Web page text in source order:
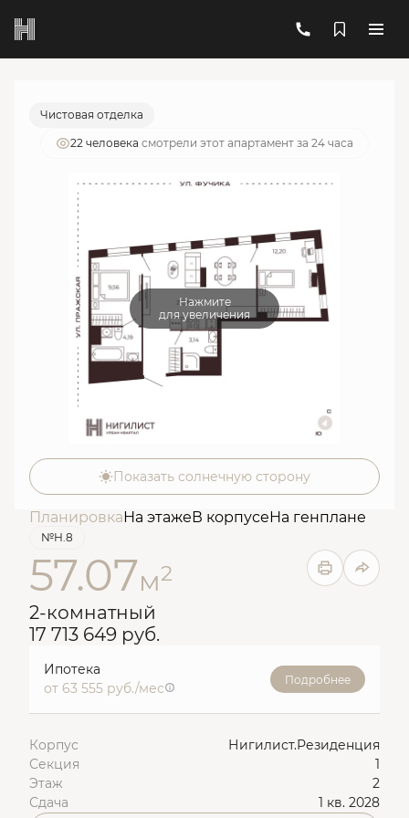
2-комнатный 17 713 649 руб.
Ипотека
Чистовая отделка
22 человекa смотрели этот апартамент за 24 часа
Нажмите
для увеличения
Показать солнечную сторону
ПланировкаНа этажеВ корпусеНа генплане
№Н.8
57.07м2
2-комнатный
17 713 649 руб.
Ипотека
от 63 555 руб./мес
Подробнее
Корпус
Нигилист.Резиденция
Секция
1
Этаж
2
Сдача
1 кв. 2028